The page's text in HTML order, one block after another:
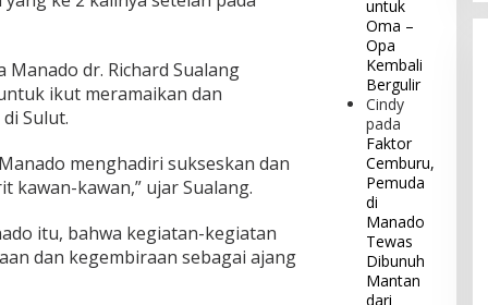
Manado dr. Richard Sualang
ikut meramaikan dan
Sulut.
menghadiri sukseskan dan
kawan-kawan,” ujar Sualang.
itu, bahwa kegiatan-kegiatan
dan kegembiraan sebagai ajang
untuk
Oma –
Opa
Kembali
Bergulir
Cindy
pada
Faktor
Cemburu,
Pemuda
di
Manado
Tewas
Dibunuh
Mantan
dari